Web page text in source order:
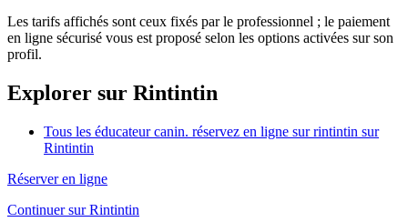
Les tarifs affichés sont ceux fixés par le professionnel ; le paiement
en ligne sécurisé vous est proposé selon les options activées sur son
profil.
Explorer sur Rintintin
Tous les éducateur canin. réservez en ligne sur rintintin sur
Rintintin
Réserver en ligne
Continuer sur Rintintin